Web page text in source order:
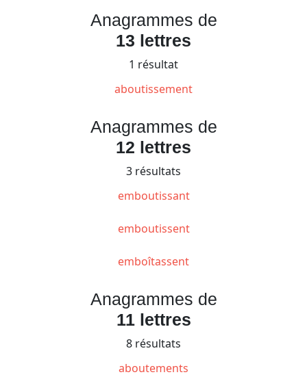
Anagrammes de
13 lettres
1 résultat
aboutissement
Anagrammes de
12 lettres
3 résultats
emboutissant
emboutissent
emboîtassent
Anagrammes de
11 lettres
8 résultats
aboutements